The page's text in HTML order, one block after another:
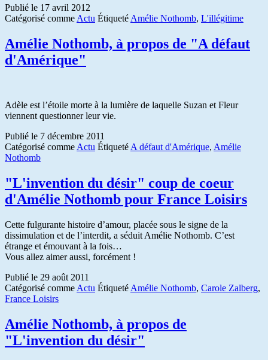
Publié le 17 avril 2012
Catégorisé comme Actu Étiqueté Amélie Nothomb, L'illégitime
Amélie Nothomb, à propos de "A défaut
d'Amérique"
Adèle est l’étoile morte à la lumière de laquelle Suzan et Fleur
viennent questionner leur vie.
Publié le 7 décembre 2011
Catégorisé commeActu ÉtiquetéA défaut d'Amérique, Amélie
Nothomb
"L'invention du désir" coup de coeur
d'Amélie Nothomb pour France Loisirs
Cette fulgurante histoire d’amour, placée sous le signe de la
dissimulation et de l’interdit, a séduit Amélie Nothomb. C’est
étrange et émouvant à la fois…
Vous allez aimer aussi, forcément !
Publié le 29 août 2011
Catégorisé comme Actu Étiqueté Amélie Nothomb, Carole Zalberg,
France Loisirs
Amélie Nothomb, à propos de
"L'invention du désir"